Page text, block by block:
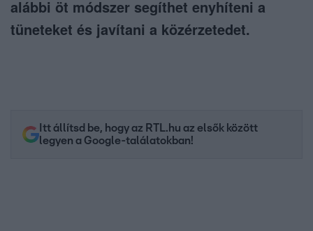
alábbi öt módszer segíthet enyhíteni a
tüneteket és javítani a közérzetedet.
Itt állítsd be, hogy az RTL.hu az elsők között
legyen a Google-találatokban!